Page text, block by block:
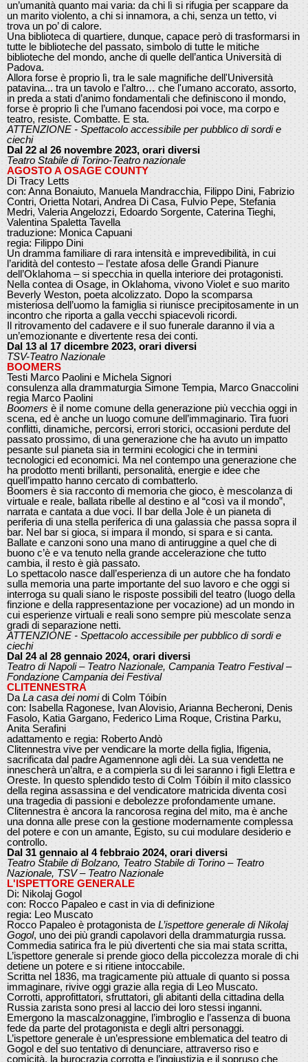
un’umanità quanto mai varia: da chi lì si rifugia per scappare da
un marito violento, a chi si innamora, a chi, senza un tetto, vi
trova un po’ di calore.
Una biblioteca di quartiere, dunque, capace però di trasformarsi in
tutte le biblioteche del passato, simbolo di tutte le mitiche
biblioteche del mondo, anche di quelle dell’antica Università di
Padova.
Allora forse è proprio lì, tra le sale magnifiche dell'Università
patavina... tra un tavolo e l’altro… che l'umano accorato, assorto,
in preda a stati d’animo fondamentali che definiscono il mondo,
forse è proprio lì che l’umano facendosi poi voce, ma corpo e
teatro, resiste. Combatte. E sta.
ATTENZIONE - Spettacolo accessibile per pubblico di sordi e
ciechi
Dal 22 al 26 novembre 2023, orari diversi
Teatro Stabile di Torino-Teatro nazionale
AGOSTO A OSAGE COUNTY
Di Tracy Letts
con: Anna Bonaiuto, Manuela Mandracchia, Filippo Dini, Fabrizio
Contri, Orietta Notari, Andrea Di Casa, Fulvio Pepe, Stefania
Medri, Valeria Angelozzi, Edoardo Sorgente, Caterina Tieghi,
Valentina Spaletta Tavella
traduzione: Monica Capuani
regia: Filippo Dini
Un dramma familiare di rara intensità e imprevedibilità, in cui
l’aridità del contesto – l’estate afosa delle Grandi Pianure
dell’Oklahoma – si specchia in quella interiore dei protagonisti.
Nella contea di Osage, in Oklahoma, vivono Violet e suo marito
Beverly Weston, poeta alcolizzato. Dopo la scomparsa
misteriosa dell’uomo la famiglia si riunisce precipitosamente in un
incontro che riporta a galla vecchi spiacevoli ricordi.
Il ritrovamento del cadavere e il suo funerale daranno il via a
un’emozionante e divertente resa dei conti.
Dal 13 al 17 dicembre 2023, orari diversi
TSV-Teatro Nazionale
BOOMERS
Testi Marco Paolini e Michela Signori
consulenza alla drammaturgia Simone Tempia, Marco Gnaccolini
regia Marco Paolini
Boomers è il nome comune della generazione più vecchia oggi in
scena, ed è anche un luogo comune dell’immaginario. Tira fuori
conflitti, dinamiche, percorsi, errori storici, occasioni perdute del
passato prossimo, di una generazione che ha avuto un impatto
pesante sul pianeta sia in termini ecologici che in termini
tecnologici ed economici. Ma nel contempo una generazione che
ha prodotto menti brillanti, personalità, energie e idee che
quell’impatto hanno cercato di combatterlo.
Boomers è sia racconto di memoria che gioco, è mescolanza di
virtuale e reale, ballata ribelle al destino e al “così va il mondo”,
narrata e cantata a due voci. Il bar della Jole è un pianeta di
periferia di una stella periferica di una galassia che passa sopra il
bar. Nel bar si gioca, si impara il mondo, si spara e si canta.
Ballate e canzoni sono una mano di antiruggine a quel che di
buono c’è e va tenuto nella grande accelerazione che tutto
cambia, il resto è già passato.
Lo spettacolo nasce dall’esperienza di un autore che ha fondato
sulla memoria una parte importante del suo lavoro e che oggi si
interroga su quali siano le risposte possibili del teatro (luogo della
finzione e della rappresentazione per vocazione) ad un mondo in
cui esperienze virtuali e reali sono sempre più mescolate senza
gradi di separazione netti.
ATTENZIONE - Spettacolo accessibile per pubblico di sordi e
ciechi
Dal 24 al 28 gennaio 2024, orari diversi
Teatro di Napoli – Teatro Nazionale, Campania Teatro Festival –
Fondazione Campania dei Festival
CLITENNESTRA
Da La casa dei nomidi Colm Tóibín
con: Isabella Ragonese, Ivan Alovisio, Arianna Becheroni, Denis
Fasolo, Katia Gargano, Federico Lima Roque, Cristina Parku,
Anita Serafini
adattamento e regia: Roberto Andò
Clitennestra vive per vendicare la morte della figlia, Ifigenia,
sacrificata dal padre Agamennone agli dèi. La sua vendetta ne
innescherà un’altra, e a compierla su di lei saranno i figli Elettra e
Oreste. In questo splendido testo di Colm Tóibín il mito classico
della regina assassina e del vendicatore matricida diventa così
una tragedia di passioni e debolezze profondamente umane.
Clitennestra è ancora la rancorosa regina del mito, ma è anche
una donna alle prese con la gestione modernamente complessa
del potere e con un amante, Egisto, su cui modulare desiderio e
controllo.
Dal 31 gennaio al 4 febbraio 2024, orari diversi
Teatro Stabile di Bolzano, Teatro Stabile di Torino – Teatro
Nazionale, TSV – Teatro Nazionale
L'ISPETTORE GENERALE
Di: Nikolaj Gogol
con: Rocco Papaleo e cast in via di definizione
regia: Leo Muscato
Rocco Papaleo è protagonista de L’ispettore generale di Nikolaj
Gogol, uno dei più grandi capolavori della drammaturgia russa.
Commedia satirica fra le più divertenti che sia mai stata scritta,
L’ispettore generale si prende gioco della piccolezza morale di chi
detiene un potere e si ritiene intoccabile.
Scritta nel 1836, ma tragicamente più attuale di quanto si possa
immaginare, rivive oggi grazie alla regia di Leo Muscato.
Corrotti, approfittatori, sfruttatori, gli abitanti della cittadina della
Russia zarista sono presi al laccio dei loro stessi inganni.
Emergono la mascalzonaggine, l’imbroglio e l’assenza di buona
fede da parte del protagonista e degli altri personaggi.
L’ispettore generale è un’espressione emblematica del teatro di
Gogol e del suo tentativo di denunciare, attraverso riso e
comicità, la burocrazia corrotta e l’ingiustizia e il sopruso che